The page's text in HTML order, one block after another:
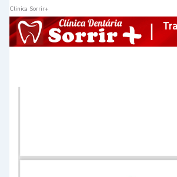
Clinica Sorrir+